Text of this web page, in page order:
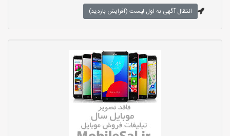
انتقال آگهی به اول لیست (افزایش بازدید)